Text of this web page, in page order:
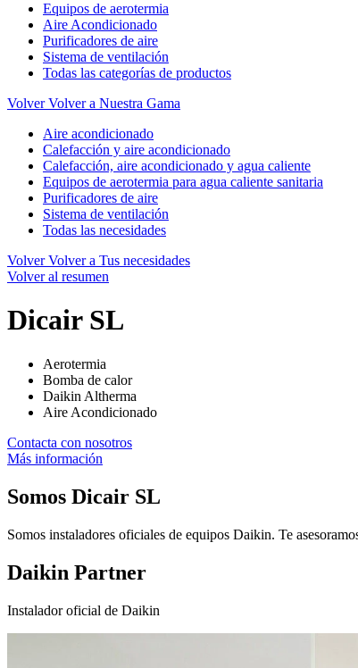
Equipos de aerotermia
Aire Acondicionado
Purificadores de aire
Sistema de ventilación
Todas las categorías de productos
Volver Volver a Nuestra Gama
Aire acondicionado
Calefacción y aire acondicionado
Calefacción, aire acondicionado y agua caliente
Equipos de aerotermia para agua caliente sanitaria
Purificadores de aire
Sistema de ventilación
Todas las necesidades
Volver Volver a Tus necesidades
Volver al resumen
Dicair SL
Aerotermia
Bomba de calor
Daikin Altherma
Aire Acondicionado
Contacta con nosotros
Más información
Somos Dicair SL
Somos instaladores oficiales de equipos Daikin. Te
Daikin Partner
Instalador oficial de Daikin